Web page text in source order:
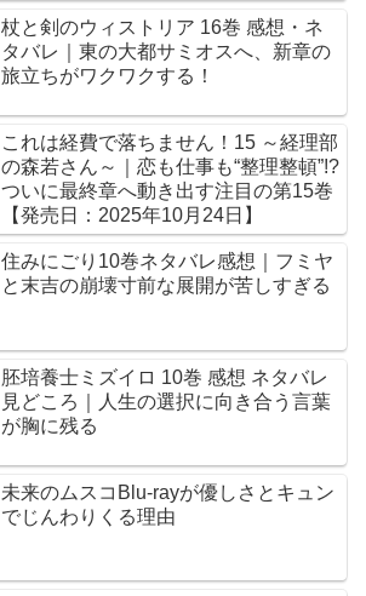
杖と剣のウィストリア 16巻 感想・ネ
タバレ｜東の大都サミオスへ、新章の
旅立ちがワクワクする！
これは経費で落ちません！15 ～経理部
の森若さん～｜恋も仕事も“整理整頓”!?
ついに最終章へ動き出す注目の第15巻
【発売日：2025年10月24日】
住みにごり10巻ネタバレ感想｜フミヤ
と末吉の崩壊寸前な展開が苦しすぎる
胚培養士ミズイロ 10巻 感想 ネタバレ
見どころ｜人生の選択に向き合う言葉
が胸に残る
未来のムスコBlu-rayが優しさとキュン
でじんわりくる理由